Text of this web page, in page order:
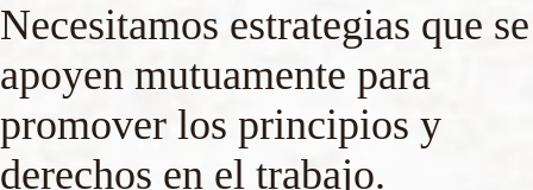
Necesitamos estrategias que se
apoyen mutuamente para
promover los principios y
derechos en el trabajo.